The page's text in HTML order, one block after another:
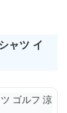
ャツ イ